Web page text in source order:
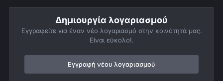
Δημιουργία λογαριασμού
Εγγραφείτε για έναν νέο λογαριασμό στην κοινότητά μας.
Είναι εύκολο!.
Εγγραφή νέου λογαριασμού